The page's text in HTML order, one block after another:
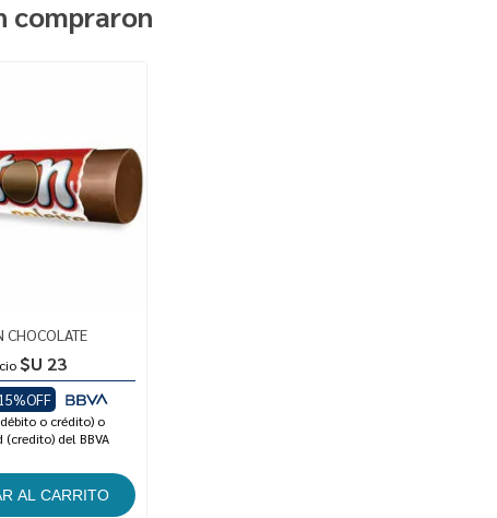
compraron
CHOCOLATE
$U 23
15%OFF
o crédito) o
(credito) del BBVA